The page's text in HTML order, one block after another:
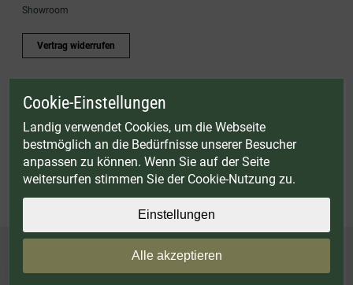
Showroom
Vertrag widerrufen
* Gültig bis einschließlich 17.08.2026. Keine Barauszahlung möglich. Nicht mit
Zubehörartikel. Nicht einlösbar auf bereits rabattierte Sets.
© Landig 1982-2026 (44 Jahre Qualität)
Alle Preise inkl. gesetzl. Mehrwertsteuer, zuzüglich Versandkosten
Weitere Marken oder Shops der Landig + Lava GmbH & Co. KG: LAVA - Vakuumiergeräte
DRY AGER - Reifeschränke|VIESSMANN - Kühlzellen
Cookie-Einstellungen
Landig verwendet Cookies, um die Webseite
bestmöglich an die Bedürfnisse unserer Besucher
anpassen zu können. Wenn Sie auf der Seite
weitersurfen stimmen Sie der Cookie-Nutzung zu.
Einstellungen
Alle akzeptieren